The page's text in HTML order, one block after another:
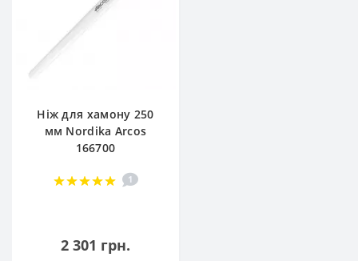
Ніж для хамону 250
мм Nordika Arcos
166700
1
2 301 грн.